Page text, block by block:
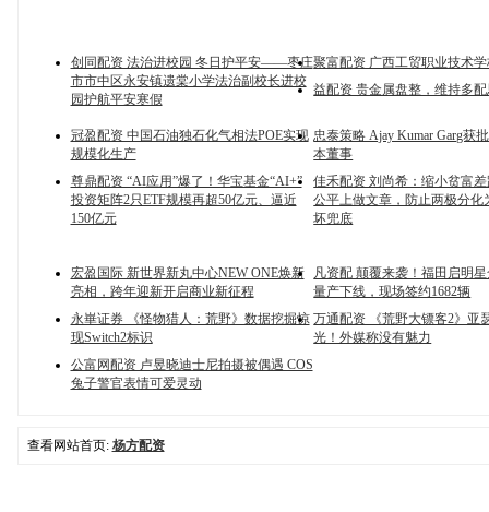
创同配资 法治进校园 冬日护平安——枣庄
市市中区永安镇遗棠小学法治副校长进校
园护航平安寒假
聚富配资 广西工贸职业技术
益配资 贵金属盘整，维持多
冠盈配资 中国石油独石化气相法POE实现
规模化生产
忠泰策略 Ajay Kumar Garg获
本董事
尊鼎配资 “AI应用”爆了！华宝基金“AI+”
投资矩阵2只ETF规模再超50亿元、逼近
150亿元
佳禾配资 刘尚希：缩小贫富
公平上做文章，防止两极分化
坏兜底
宏盈国际 新世界新丸中心NEW ONE焕新
亮相，跨年迎新开启商业新征程
凡资配 颠覆来袭！福田启明
量产下线，现场签约1682辆
永崋证券 《怪物猎人：荒野》数据挖掘惊
现Switch2标识
万通配资 《荒野大镖客2》亚
光！外媒称没有魅力
公富网配资 卢昱晓迪士尼拍摄被偶遇 COS
兔子警官表情可爱灵动
查看网站首页: 杨方配资